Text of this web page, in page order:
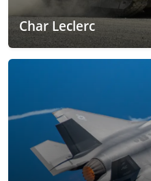
Char Leclerc